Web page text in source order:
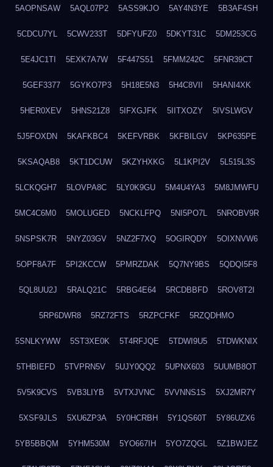
5AOPNSAW 5AQL07P2 5ASS9KJO 5AY4N3YE 5B3AF4SH
5CDCU7YL 5CWV233T 5DFYUFZ0 5DKYT31C 5DM253CG
5E4JC1TI 5EXK7A7W 5F447S51 5FMM242C 5FNR39CT
5GEF3377 5GYKO7P3 5H18E5N3 5H4C8VII 5HANI4XK
5HER0XEV 5HNS21Z8 5IFXGJFK 5IITXOZY 5IVSLWGV
5J5FOXDN 5KAFKBC4 5KEFVRBK 5KFBILGV 5KP635PE
5KSAQAB8 5KT1DCUW 5KZYHXKG 5L1KPI2V 5L515L3S
5LCKQGH7 5LOVPA8C 5LY0K9GU 5M4U4YA3 5M8JMWFU
5MC4C6M0 5MOLUGED 5NCKLFPQ 5NI5PO7L 5NROBV9R
5NSPSK7R 5NYZ03GV 5NZ2F7XQ 5OGIRQDY 5OIXNVW6
5OPF8A7F 5PI2KCCW 5PMRZDAK 5Q7NY9BS 5QDQI5F8
5QL8UU2J 5RALQ21C 5RBG4E64 5RCDBBFD 5ROV8T2I
5RP6DWR8 5RZ72FTS 5RZPCFKF 5RZQDHMO
5SNLKYWW 5ST3XE0K 5T4RFJQE 5TDWI9U5 5TDWKNIX
5THBIEFD 5TVPRN5V 5UJY0QQ2 5UPNX603 5UUMB8OT
5V5K9CVS 5VB3LIYB 5VTXJVNC 5VVNNS1S 5XJ2MR7Y
5XSF9JLS 5XU6ZP3A 5Y0HCRBH 5Y1QS60T 5Y86UZX6
5YB5BBQM 5YHM530M 5YO667IH 5YO7ZQGL 5Z1BWJEZ